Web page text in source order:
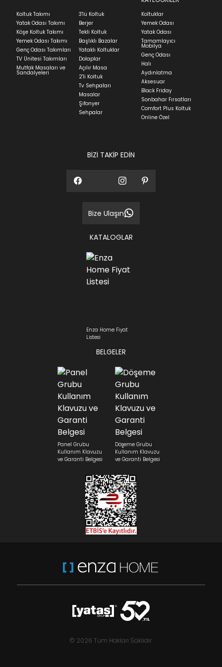
Ev tekstili siparişlerinizin kargoya verilme süresi
ortalama 5-24 iş günüdür.
Yatak siparişlerinizin teslim süresi yaşadığınız şehre
ve ürünün stok durumuna göre ortalama 5-24 iş
günüdür.
Panel ve Döşeme grubu ürün siparişlerinizin teslim
süresi yaşadığınız şehre ve ürünün stok durumuna
göre ortalama 30-45 iş günüdür.
Siparişlerim bölümünden sürecinizi takip edebilirsiniz.
Sıkça Sorulan Sorularbölümünü ziyaret
Koltuk Takımı
Yatak Odası Takımı
Köşe Koltuk Takımı
Yemek Odası Takımı
Genç Odası Takımları
TV Ünitesi Takımları
Mutfak Masaları ve
Sandalyeleri
3'lü Koltuk
Berjer
Tekli Koltuk
Başlıklı Bazalar
Yataklı Koltuklar
Dolaplar
Açılır Masa
2'li Koltuk
Tv Sehpaları
Masalar
Şifonyer
Sehpalar
Koltuklar
Yemek Odası
Yatak Odası
Tamamlayıcı
Mobilya
Genç Odası
Halı
Aydınlatma
Aksesuar
Black Friday
Sonbahar Fırsatları
Comfort Plus Koltuk
Online Özel
BİZİ TAKİP EDİN
Bize Ulaşın
KATALOGLAR
Enza Home Fiyat
Listesi
BELGELER
Panel Grubu
Kullanım Klavuzu
ve Garanti Belgesi
Döşeme Grubu
Kullanım Klavuzu
ve Garanti Belgesi
© 2026 Tüm Hakları Saklıdır.